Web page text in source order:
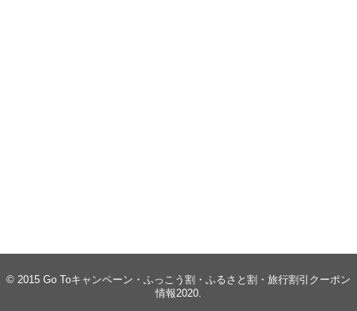
© 2015 Go Toキャンペーン・ふっこう割・ふるさと割・旅行割引クーポン
情報2020